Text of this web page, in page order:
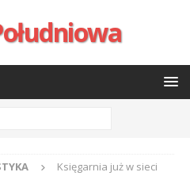
Księgarnia już w sieci